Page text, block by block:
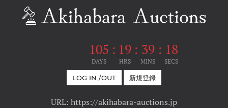
105
DAYS
: 19
HRS
: 39
MINS
: 18
SECS
LOG IN /OUT 新規登録
URL: https://akihabara-auctions.jp